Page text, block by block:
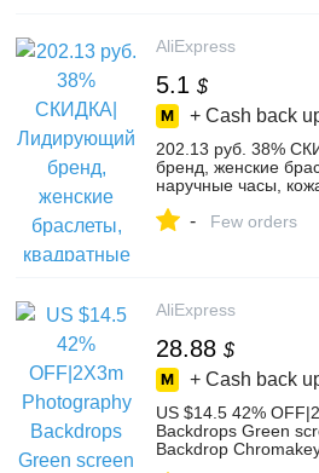
AliExpress
5.1 $
+ Cash back
202.13 руб. 38%
бренд, женские
наручные часы,
кварцевые часы,
- Few orders
AliExpress
28.88 $
+ Cash back
US $14.5 42%
Backdrops Green
Backdrop